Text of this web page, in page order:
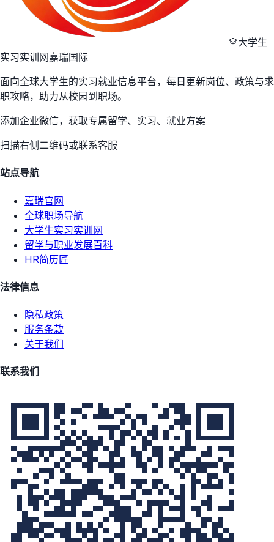
大学生
实习实训网嘉瑞国际
面向全球大学生的实习就业信息平台，每日更新岗位、政策与求
职攻略，助力从校园到职场。
添加企业微信，获取专属留学、实习、就业方案
扫描右侧二维码或联系客服
站点导航
嘉瑞官网
全球职场导航
大学生实习实训网
留学与职业发展百科
HR简历匠
法律信息
隐私政策
服务条款
关于我们
联系我们